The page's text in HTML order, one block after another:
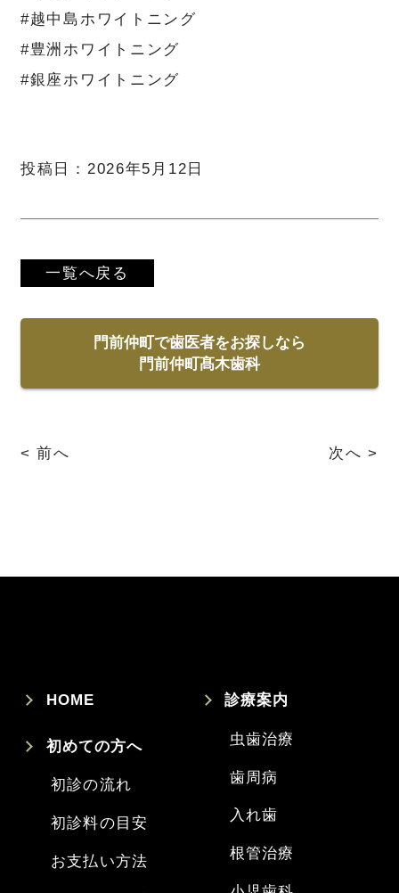
#越中島ホワイトニング
#豊洲ホワイトニング
#銀座ホワイトニング
投稿日：2026年5月12日
一覧へ戻る
門前仲町で歯医者をお探しなら
門前仲町髙木歯科
< 前へ 次へ >
HOME
初めての方へ
初診の流れ
初診料の目安
お支払い方法
診療案内
虫歯治療
歯周病
入れ歯
根管治療